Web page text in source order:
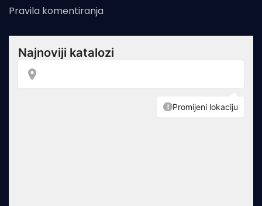
Pravila komentiranja